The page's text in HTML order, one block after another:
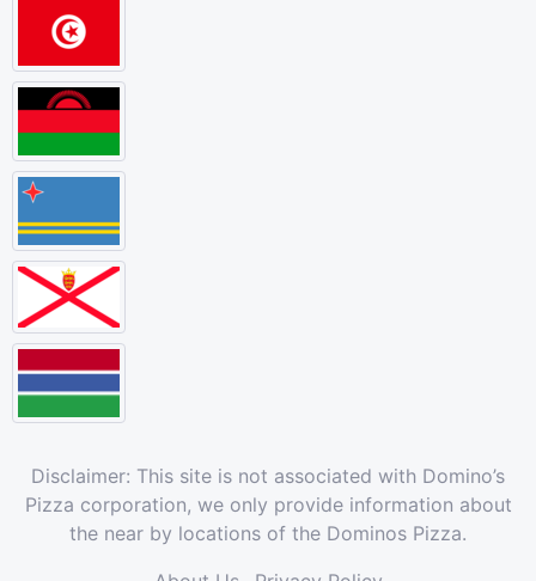
Disclaimer: This site is not associated with Domino’s
Pizza corporation, we only provide information about
the near by locations of the Dominos Pizza.